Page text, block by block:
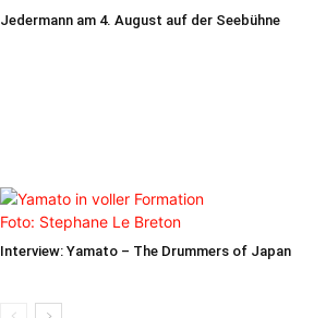
Jedermann am 4. August auf der Seebühne
Interview: Yamato – The Drummers of Japan